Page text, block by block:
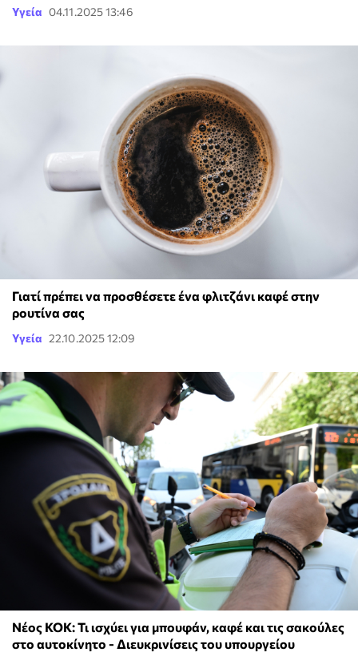
Υγεία 04.11.2025 13:46
Γιατί πρέπει να προσθέσετε ένα φλιτζάνι καφέ στην
ρουτίνα σας
Υγεία 22.10.2025 12:09
Νέος ΚΟΚ: Τι ισχύει για μπουφάν, καφέ και τις σακούλες
στο αυτοκίνητο - Διευκρινίσεις του υπουργείου